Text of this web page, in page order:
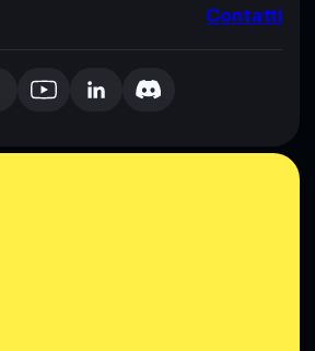
Contatti